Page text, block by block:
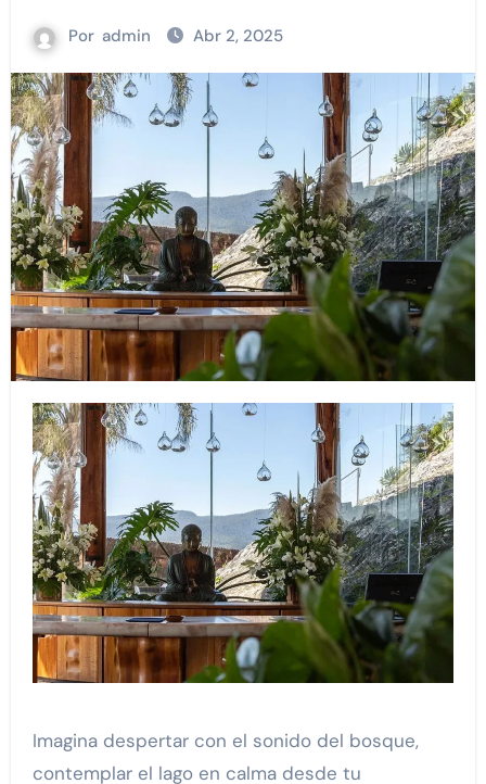
Por admin Abr 2, 2025
Imagina despertar con el sonido del bosque,
contemplar el lago en calma desde tu